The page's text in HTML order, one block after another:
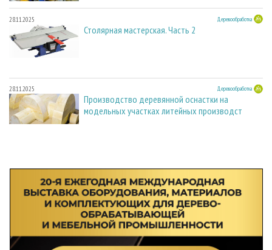
28.11.2025 Деревообработка
Столярная мастерская. Часть 2
28.11.2025 Деревообработка
Производство деревянной оснастки на
модельных участках литейных производст